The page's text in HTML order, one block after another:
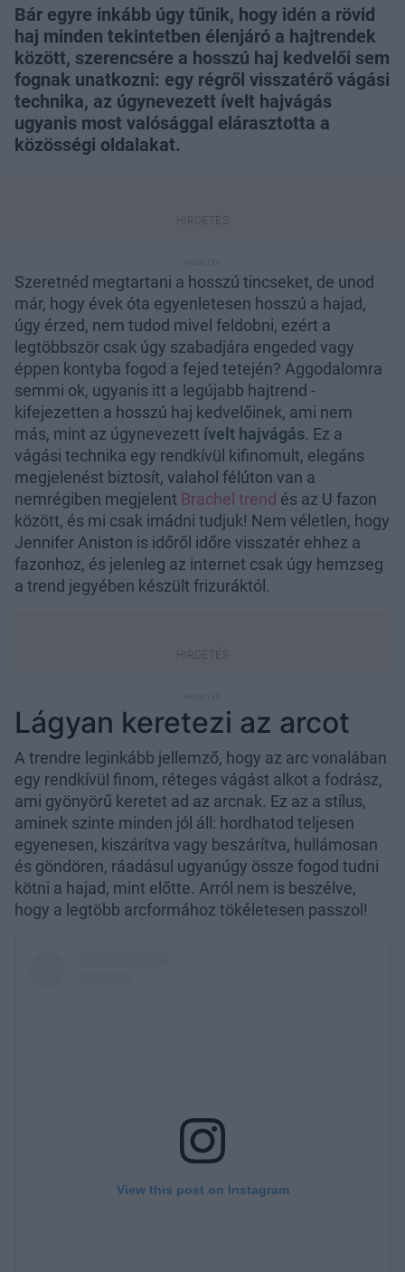
Bár egyre inkább úgy tűnik, hogy idén a rövid
haj minden tekintetben élenjáró a hajtrendek
között, szerencsére a hosszú haj kedvelői sem
fognak unatkozni: egy régről visszatérő vágási
technika, az úgynevezett ívelt hajvágás
ugyanis most valósággal elárasztotta a
közösségi oldalakat.
Szeretnéd megtartani a hosszú tincseket, de unod
már, hogy évek óta egyenletesen hosszú a hajad,
úgy érzed, nem tudod mivel feldobni, ezért a
legtöbbször csak úgy szabadjára engeded vagy
éppen kontyba fogod a fejed tetején? Aggodalomra
semmi ok, ugyanis itt a legújabb hajtrend -
kifejezetten a hosszú haj kedvelőinek, ami nem
más, mint az úgynevezett ívelt hajvágás. Ez a
vágási technika egy rendkívül kifinomult, elegáns
megjelenést biztosít, valahol félúton van a
nemrégiben megjelent Brachel trend és az U fazon
között, és mi csak imádni tudjuk! Nem véletlen, hogy
Jennifer Aniston is időről időre visszatér ehhez a
fazonhoz, és jelenleg az internet csak úgy hemzseg
a trend jegyében készült frizuráktól.
Lágyan keretezi az arcot
A trendre leginkább jellemző, hogy az arc vonalában
egy rendkívül finom, réteges vágást alkot a fodrász,
ami gyönyörű keretet ad az arcnak. Ez az a stílus,
aminek szinte minden jól áll: hordhatod teljesen
egyenesen, kiszárítva vagy beszárítva, hullámosan
és göndören, ráadásul ugyanúgy össze fogod tudni
kötni a hajad, mint előtte. Arról nem is beszélve,
hogy a legtöbb arcformához tökéletesen passzol!